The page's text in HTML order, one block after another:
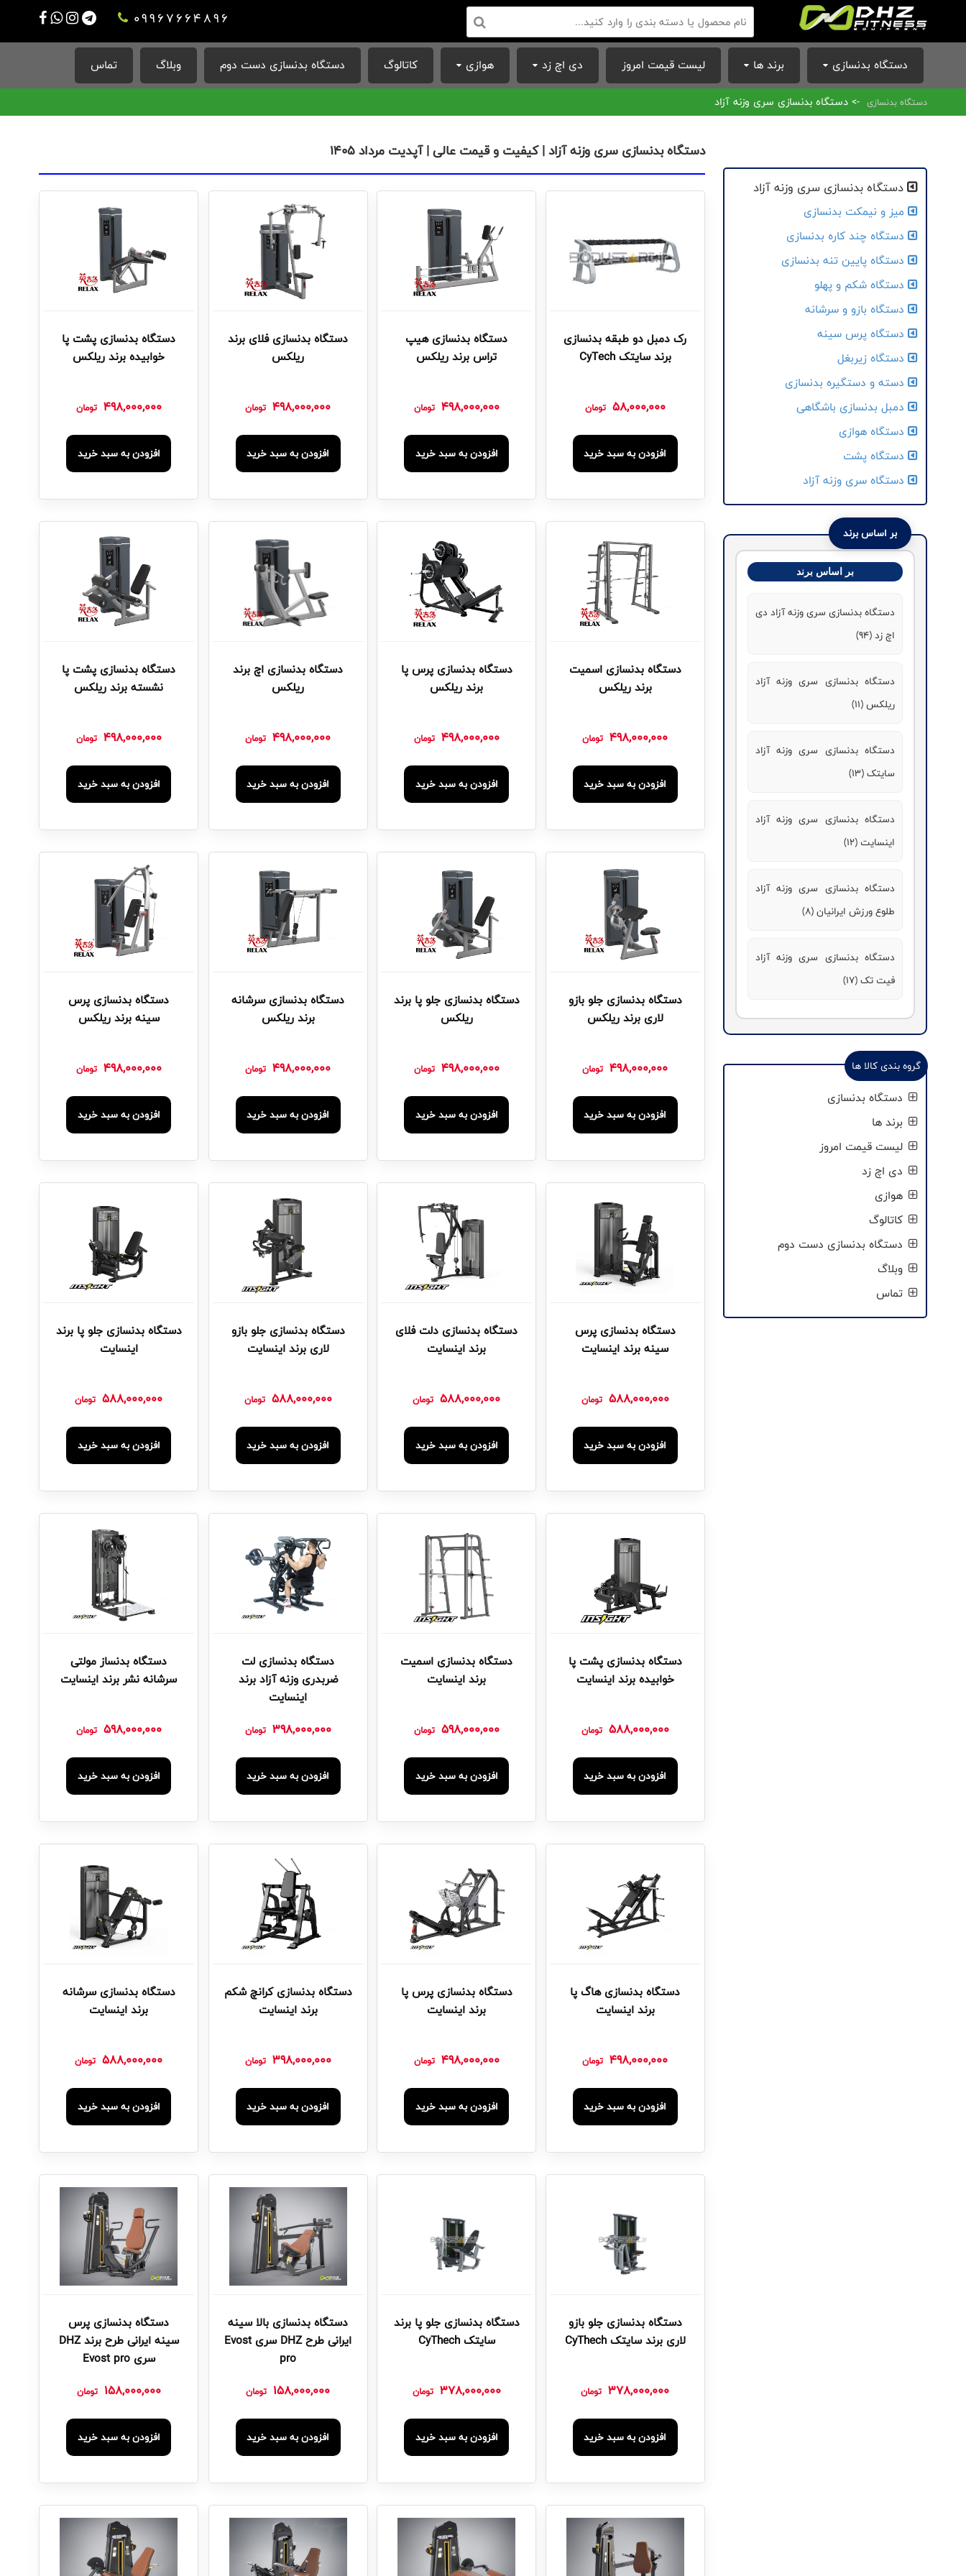
09967664896
دستگاه بدنسازی برند ها لیست قیمت امروز دی اچ زد هوازی کاتالوگ دستگاه بدنسازی دست دوم وبلاگ تماس
دستگاه بدنسازی -> دستگاه بدنسازی سری وزنه آزاد
دستگاه بدنسازی سری وزنه آزاد | کیفیت و قیمت عالی | آپدیت مرداد ۱۴۰۵
رک دمبل دو طبقه بدنسازی
برند سایتک CyTech
58,000,000 تومان
افزودن به سبد خرید
دستگاه بدنسازی هیپ
تراس برند ریلکس
498,000,000 تومان
افزودن به سبد خرید
دستگاه بدنسازی فلای برند
ریلکس
498,000,000 تومان
افزودن به سبد خرید
دستگاه بدنسازی پشت پا
خوابیده برند ریلکس
498,000,000 تومان
افزودن به سبد خرید
دستگاه بدنسازی اسمیت
برند ریلکس
498,000,000 تومان
افزودن به سبد خرید
دستگاه بدنسازی پرس پا
برند ریلکس
498,000,000 تومان
افزودن به سبد خرید
دستگاه بدنسازی اچ برند
ریلکس
498,000,000 تومان
افزودن به سبد خرید
دستگاه بدنسازی پشت پا
نشسته برند ریلکس
498,000,000 تومان
افزودن به سبد خرید
دستگاه بدنسازی جلو بازو
لاری برند ریلکس
498,000,000 تومان
افزودن به سبد خرید
دستگاه بدنسازی جلو پا برند
ریلکس
498,000,000 تومان
افزودن به سبد خرید
دستگاه بدنسازی سرشانه
برند ریلکس
498,000,000 تومان
افزودن به سبد خرید
دستگاه بدنسازی پرس
سینه برند ریلکس
498,000,000 تومان
افزودن به سبد خرید
دستگاه بدنسازی پرس
سینه برند اینسایت
588,000,000 تومان
افزودن به سبد خرید
دستگاه بدنسازی دلت فلای
برند اینسایت
588,000,000 تومان
افزودن به سبد خرید
دستگاه بدنسازی جلو بازو
لاری برند اینسایت
588,000,000 تومان
افزودن به سبد خرید
دستگاه بدنسازی جلو پا برند
اینسایت
588,000,000 تومان
افزودن به سبد خرید
دستگاه بدنسازی پشت پا
خوابیده برند اینسایت
588,000,000 تومان
افزودن به سبد خرید
دستگاه بدنسازی اسمیت
برند اینسایت
598,000,000 تومان
افزودن به سبد خرید
دستگاه بدنسازی لت
ضربدری وزنه آزاد برند
اینسایت
398,000,000 تومان
افزودن به سبد خرید
دستگاه بدنساز مولتی
سرشانه نشر برند اینسایت
598,000,000 تومان
افزودن به سبد خرید
دستگاه بدنسازی هاگ پا
برند اینسایت
498,000,000 تومان
افزودن به سبد خرید
دستگاه بدنسازی پرس پا
برند اینسایت
498,000,000 تومان
افزودن به سبد خرید
دستگاه بدنسازی کرانچ شکم
برند اینسایت
398,000,000 تومان
افزودن به سبد خرید
دستگاه بدنسازی سرشانه
برند اینسایت
588,000,000 تومان
افزودن به سبد خرید
دستگاه بدنسازی جلو بازو
لاری برند سایتک CyThech
378,000,000 تومان
افزودن به سبد خرید
دستگاه بدنسازی جلو پا برند
سایتک CyThech
378,000,000 تومان
افزودن به سبد خرید
دستگاه بدنسازی بالا سینه
ایرانی طرح DHZ سری Evost
pro
158,000,000 تومان
افزودن به سبد خرید
دستگاه بدنسازی پرس
سینه ایرانی طرح برند DHZ
سری Evost pro
158,000,000 تومان
افزودن به سبد خرید
دستگاه بدنسازی سری وزنه آزاد
میز و نیمکت بدنسازی
دستگاه چند کاره بدنسازی
دستگاه پایین تنه بدنسازی
دستگاه شکم و پهلو
دستگاه بازو و سرشانه
دستگاه پرس سینه
دستگاه زیربغل
دسته و دستگیره بدنسازی
دمبل بدنسازی باشگاهی
دستگاه هوازی
دستگاه پشت
دستگاه سری وزنه آزاد
بر اساس برند
بر اساس برند
دستگاه بدنسازی سری وزنه آزاد دی
اچ زد (94)
دستگاه بدنسازی سری وزنه آزاد
ریلکس (11)
دستگاه بدنسازی سری وزنه آزاد
سایتک (13)
دستگاه بدنسازی سری وزنه آزاد
اینسایت (12)
دستگاه بدنسازی سری وزنه آزاد
طلوع ورزش ایرانیان (8)
دستگاه بدنسازی سری وزنه آزاد
فیت تک (17)
گروه بندی کالا ها
دستگاه بدنسازی
برند ها
لیست قیمت امروز
دی اچ زد
هوازی
کاتالوگ
دستگاه بدنسازی دست دوم
وبلاگ
تماس